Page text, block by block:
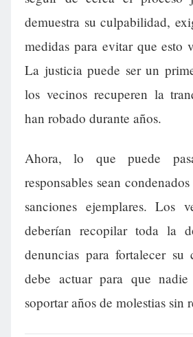
demuestra su culpabilidad,
medidas para evitar que esto
La justicia puede ser un
los vecinos recuperen la
han robado durante años.
Ahora, lo que puede
responsables sean
sanciones ejemplares. Los
deberían recopilar toda la
denuncias para fortalecer su
debe actuar para que
soportar años de molestias sin